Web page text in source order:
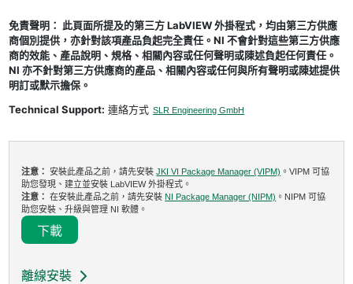
免責聲明： 此頁面所提及的第三方 LabVIEW 外掛程式，均由第三方供應
商個別提供，亦針對該項產品負起完全責任。NI 不會針對這些第三方供應
商的效能、產品說明、規格、相關內容或任何聲明或陳述負起任何責任。
NI 亦不針對第三方供應商的產品、相關內容或任何與所有聲明或陳述提供
明訂或默示擔保。
Technical Support: 連絡方式 SLR Engineering GmbH
注意：安裝此產品之前，請先安裝JKI VI Package Manager (VIPM) 。VIPM 可協
助您發現、建立並安裝 LabVIEW 外掛程式。
注意：在安裝此產品之前，請先安裝 NI Package Manager (NIPM) 。NIPM 可協
助您安裝、升級與管理 NI 軟體。
下載
離線安裝